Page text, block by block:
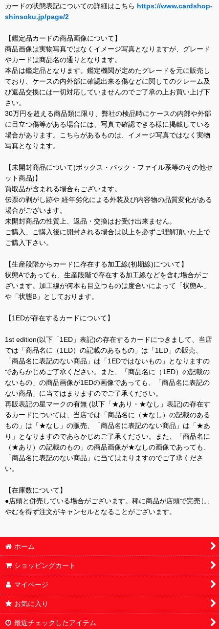
カードの状態表記についての詳細はこちら https://www.cardshop-
shinsoku.jp/page/2
【鑑定品カードの商品画像について】
商品画像は実物写真ではなくイメージ写真となりますが、グレード
やカードは商品名の通りとなります。
本品は鑑定品となります。鑑定機関が定めたグレードを元に販売し
ており、ケースの内外部に確認出来る傷などに関してのクレーム及
び返品交換には一切対応していませんのでご了承の上お買い上げ下
さい。
30万円を超える商品類に限り、弊社の検品時にケースの内部や外部
に目立つ傷等がある場合には、写真で確認できる様に掲載している
場合があります。こちらがあるものは、イメージ写真ではなく実物
写真となります。
【未開封商品について(ボックス・パック・ファイル系等のその他セ
ット商品)】
買取品が含まれる場合もございます。
伝票の剥がし跡や 経年劣化による外装及び内容物の品質変化がある
場合がございます。
未開封商品の性質上、返品・交換はお受け出来ません。
ご購入、ご購入後に開封される場合は以上を必ずご理解頂いた上で
ご購入下さい。
【生産段階からカードに存在する加工線(初期線)について】
状態Aであっても、生産段階で存在する加工線などを含む場合がご
ざいます。加工線が何本も目立つものは度合いによって「状態A-」
や「状態B」としております。
【1EDが存在するカードについて】
1st edition(以下「1ED」表記)の存在するカードにつきまして、当店
では「商品名に（1ED）の記載のあるもの」は「1ED」の販売、
「商品名に表記のない商品」は「1EDではないもの」となりますの
であらかじめご了承ください。また、「商品名に（1ED）の記載の
ないもの」の商品画像が1EDの画像であっても、「商品名に表記の
ない商品」に当てはまりますのでご了承ください。
再販表記の星マークの有無 (以下「★あり・★なし」表記)の存在す
るカードについては、当店では「商品名に（★なし）の記載のある
もの」は「★なし」の販売、「商品名に表記のない商品」は「★あ
り」となりますのであらかじめご了承ください。また、「商品名に
（★あり）の記載のもの」の商品画像が★なしの画像であっても、
「商品名に表記のない商品」に当てはまりますのでご了承くださ
い。
【在庫数について】
●店頭と併売している場合がございます。稀に商品が店頭で完売し、
やむを得ず注文がキャンセルとなることがございます。
ホーム
ショッピングカート
マイページ
お気に入り
最近チェックしたアイテム